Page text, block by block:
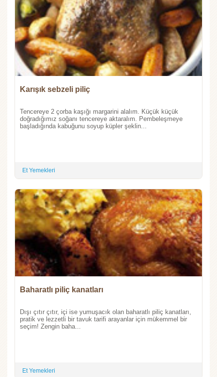
Karışık sebzeli piliç
Tencereye 2 çorba kaşığı margarini alalım. Küçük küçük
doğradığımız soğanı tencereye aktaralım. Pembeleşmeye
başladığında kabuğunu soyup küpler şeklin...
Et Yemekleri
Baharatlı piliç kanatları
Dışı çıtır çıtır, içi ise yumuşacık olan baharatlı piliç kanatları,
pratik ve lezzetli bir tavuk tarifi arayanlar için mükemmel bir
seçim! Zengin baha...
Et Yemekleri